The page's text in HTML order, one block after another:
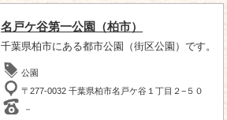
名戸ケ谷第一公園（柏市）
千葉県柏市にある都市公園（街区公園）です。
公園
〒277-0032 千葉県柏市名戸ケ谷１丁目２−５０
－